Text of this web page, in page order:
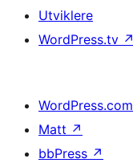
Utviklere
WordPress.tv ↗
WordPress.com
Matt ↗
bbPress ↗